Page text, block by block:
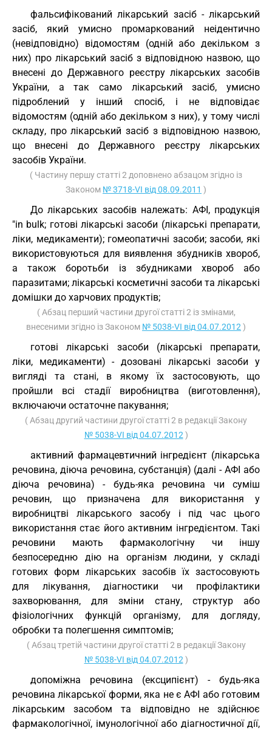
фальсифікований лікарський засіб - лікарський
засіб, який умисно промаркований неідентично
(невідповідно) відомостям (одній або декільком з
них) про лікарський засіб з відповідною назвою, що
внесені до Державного реєстру лікарських засобів
України, а так само лікарський засіб, умисно
підроблений у інший спосіб, і не відповідає
відомостям (одній або декільком з них), у тому числі
складу, про лікарський засіб з відповідною назвою,
що внесені до Державного реєстру лікарських
засобів України.
( Частину першу статті 2 доповнено абзацом згідно із
Законом № 3718-VI від 08.09.2011 )
До лікарських засобів належать: АФІ, продукція
"in bulk; готові лікарські засоби (лікарські препарати,
ліки, медикаменти); гомеопатичні засоби; засоби, які
використовуються для виявлення збудників хвороб,
а також боротьби із збудниками хвороб або
паразитами; лікарські косметичні засоби та лікарські
домішки до харчових продуктів;
( Абзац перший частини другої статті 2 із змінами,
внесеними згідно із Законом № 5038-VI від 04.07.2012 )
готові лікарські засоби (лікарські препарати,
ліки, медикаменти) - дозовані лікарські засоби у
вигляді та стані, в якому їх застосовують, що
пройшли всі стадії виробництва (виготовлення),
включаючи остаточне пакування;
( Абзац другий частини другої статті 2 в редакції Закону
№ 5038-VI від 04.07.2012 )
активний фармацевтичний інгредієнт (лікарська
речовина, діюча речовина, субстанція) (далі - АФІ або
діюча речовина) - будь-яка речовина чи суміш
речовин, що призначена для використання у
виробництві лікарського засобу і під час цього
використання стає його активним інгредієнтом. Такі
речовини мають фармакологічну чи іншу
безпосередню дію на організм людини, у складі
готових форм лікарських засобів їх застосовують
для лікування, діагностики чи профілактики
захворювання, для зміни стану, структур або
фізіологічних функцій організму, для догляду,
обробки та полегшення симптомів;
( Абзац третій частини другої статті 2 в редакції Закону
№ 5038-VI від 04.07.2012 )
допоміжна речовина (ексципієнт) - будь-яка
речовина лікарської форми, яка не є АФІ або готовим
лікарським засобом та відповідно не здійснює
фармакологічної, імунологічної або діагностичної дії,